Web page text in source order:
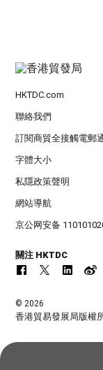
HKTDC.com
聯絡我們
訂閱商貿全接觸電郵
字體大小
私隱政策聲明
網站導航
京公网安备
關注 HKTDC
© 2026
香港貿易發展局版權